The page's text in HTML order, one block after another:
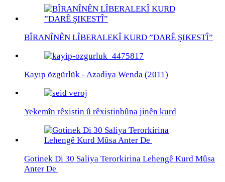
BÎRANÎNÊN LÎBERALEKÎ KURD ”DARÊ ŞIKESTÎ”
Kayıp özgürlük - Azadiya Wenda (2011)
Yekemîn rêxistin û rêxistinbûna jinên kurd
Gotinek Di 30 Saliya Terorkirina Lehengê Kurd Mûsa
Anter De